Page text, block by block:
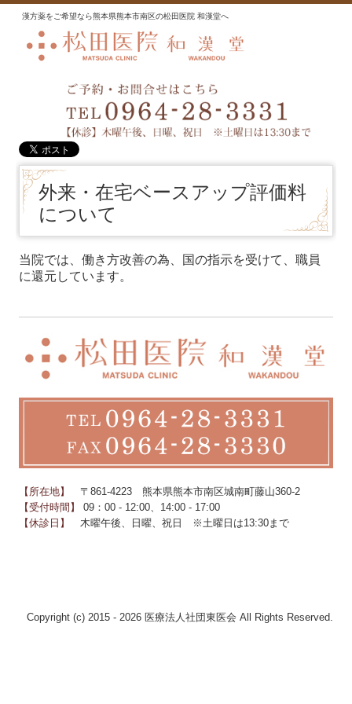
漢方薬をご希望なら熊本県熊本市南区の松田医院 和漢堂へ
外来・在宅ベースアップ評価料
について
当院では、働き方改善の為、国の指示を受けて、職員
に還元しています。
【所在地】 〒861-4223 熊本県熊本市南区城南町藤山360-2
【受付時間】
09：00 - 12:00、14:00 - 17:00
【休診日】
木曜午後、日曜、祝日 ※土曜日は13:30まで
Copyright (c) 2015 - 2026 医療法人社団東医会 All Rights Reserved.